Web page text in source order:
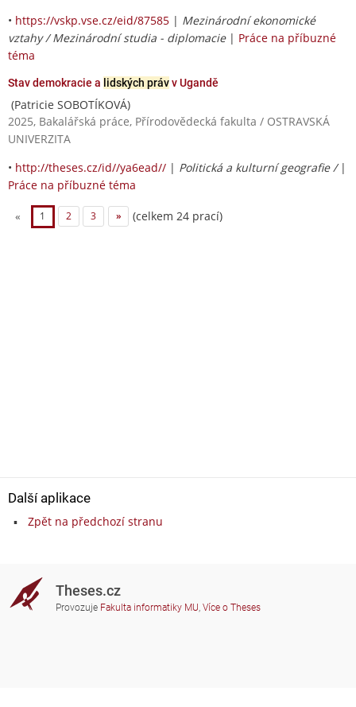
• https://vskp.vse.cz/eid/87585 | Mezinárodní ekonomické
vztahy / Mezinárodní studia - diplomacie| Práce na příbuzné
téma
Stav demokracie a lidských právv Ugandě
(Patricie SOBOTÍKOVÁ)
2025, Bakalářská práce, Přírodovědecká fakulta / OSTRAVSKÁ
UNIVERZITA
• http://theses.cz/id//ya6ead// | Politická a kulturní geografie / |
Práce na příbuzné téma
« 1 2 3 » (celkem 24 prací)
Další aplikace
Zpět na předchozí stranu
Theses.cz
Provozuje Fakulta informatiky MU, Více o Theses